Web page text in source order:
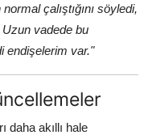
çalıştığını söyledi,
Uzun vadede bu
endişelerim var."
daha akıllı hale